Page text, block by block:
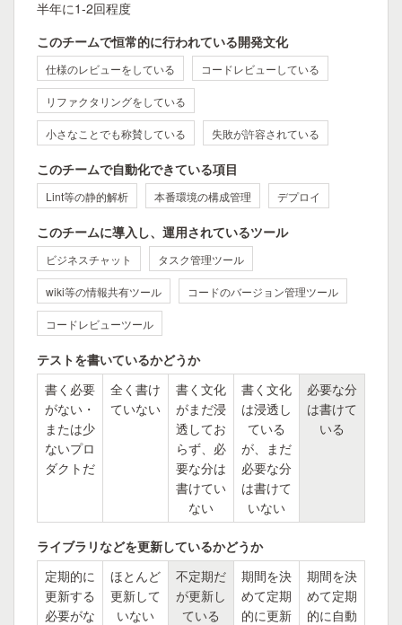
半年に1-2回程度
このチームで恒常的に行われている開発文化
仕様のレビューをしている コードレビューしている
リファクタリングをしている
小さなことでも称賛している 失敗が許容されている
このチームで自動化できている項目
Lint等の静的解析 本番環境の構成管理 デプロイ
このチームに導入し、運用されているツール
ビジネスチャット タスク管理ツール
wiki等の情報共有ツール コードのバージョン管理ツール
コードレビューツール
テストを書いているかどうか
書く必要
がない・
または少
ないプロ
ダクトだ
全く書け
ていない
書く文化
がまだ浸
透してお
らず、必
要な分は
書けてい
ない
書く文化
は浸透し
ている
が、まだ
必要な分
は書けて
いない
必要な分
は書けて
いる
ライブラリなどを更新しているかどうか
定期的に
更新する
必要がな
ほとんど
更新して
いない
不定期だ
が更新し
ている
期間を決
めて定期
的に更新
期間を決
めて定期
的に自動